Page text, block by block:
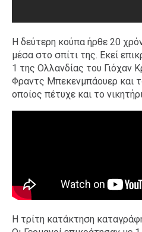
Η δεύτερη κούπα ήρθε 20
μέσα στο σπίτι της. Εκεί
1 της Ολλανδίας του Γιόχαν
Φραντς Μπεκενμπάουερ και
οποίος πέτυχε και το
Η τρίτη κατάκτηση